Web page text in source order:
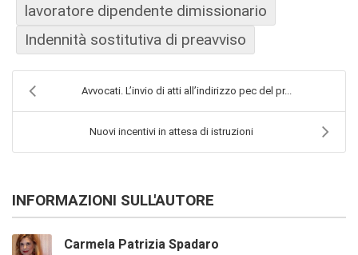
lavoratore dipendente dimissionario
Indennità sostitutiva di preavviso
Avvocati. L’invio di atti all’indirizzo pec del pr...
Nuovi incentivi in attesa di istruzioni
INFORMAZIONI SULL'AUTORE
Carmela Patrizia Spadaro